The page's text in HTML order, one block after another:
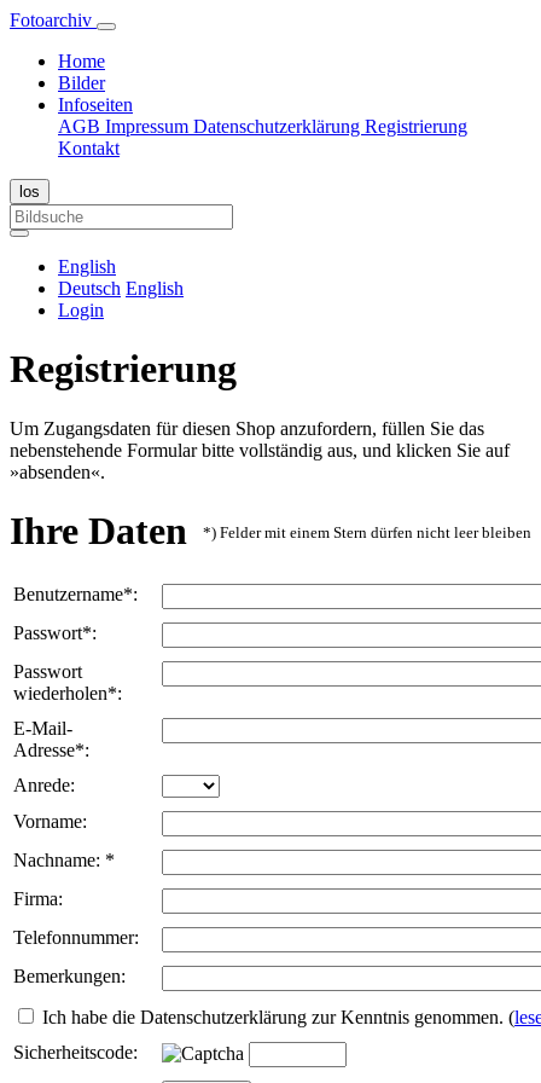
Fotoarchiv
Home
Bilder
Infoseiten
AGB Impressum Datenschutzerklärung Registrierung
Kontakt
English
Deutsch English
Login
Registrierung
Um Zugangsdaten für diesen Shop anzufordern, füllen Sie das
nebenstehende Formular bitte vollständig aus, und klicken Sie auf
»absenden«.
*) Felder mit einem Stern dürfen nicht leer bleiben
Ihre Daten
Benutzername*:
Passwort*:
Passwort
wiederholen*:
E-Mail-
Adresse*:
Anrede:
Vorname:
Nachname: *
Firma:
Telefonnummer:
Bemerkungen:
Ich habe die Datenschutzerklärung zur Kenntnis genommen. (
Sicherheitscode: